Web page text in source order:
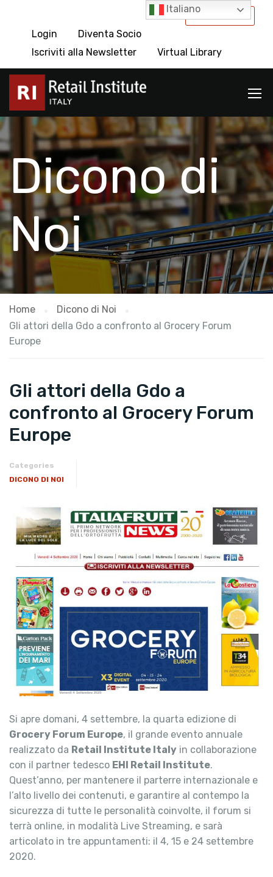
International
Login
Diventa Socio
Iscriviti alla Newsletter
Virtual Library
Dicono di
Noi
Home
Dicono di Noi
Gli attori della Gdo a confronto al Grocery Forum
Europe
Gli attori della Gdo a
confronto al Grocery Forum
Europe
Categories
DICONO DI NOI
Si apre domani, 4 settembre, la quarta edizione di
Grocery Forum Europe, il grande evento annuale
realizzato da Retail Institute Italy in collaborazione
con il partner tedesco EHI Retail Institute.
Quest’anno, per mantenere il parterre internazionale e
l’alto livello dei contenuti, e garantire al contempo la
sicurezza di tutte le personalità coinvolte, il forum si
terrà online, in modalità Live Streaming, e sarà
articolato in tre appuntamenti: il 4, 15 e 24 settembre
2020.
Italiano